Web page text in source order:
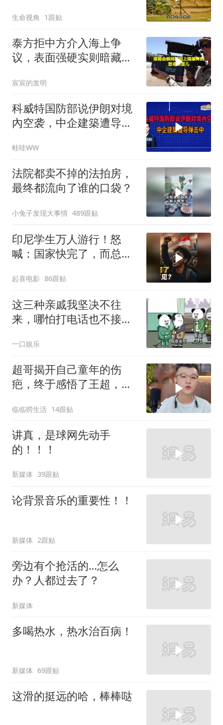
生命视角 1跟贴
泰方拒中方介入海上争
议，表面强硬实则暗藏玄
宸宸的发明
科威特国防部说伊朗对境
內空袭，中企建築遭导弹
延廷｜辣晚报20260806
蛙哇WW
法院都卖不掉的法拍房，
最终都流向了谁的口袋？
小兔子发现大事情 489跟贴
印尼学生万人游行！怒
喊：国家快完了，而总统
起喜电影 86跟贴
这三种亲戚我坚决不往
来，哪怕打电话也不接，
一口娱乐
超哥揭开自己童年的伤
疤，终于感悟了王超，他
临临唠生活 14跟贴
讲真，是球网先动手
的！！！
新媒体 39跟贴
论背景音乐的重要性！！
新媒体 2跟贴
旁边有个抢活的…怎么
办？人都过去了？
新媒体
多喝热水，热水治百病！
新媒体 69跟贴
这滑的挺远的哈，棒棒哒